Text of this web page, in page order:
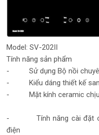
Model: SV-202II
Tính năng sản phẩm
- Sử dụng Bộ nồi
- Kiểu dáng thiết kế
- Mặt kính ceramic chịu
- Tính năng cài đặt
điện